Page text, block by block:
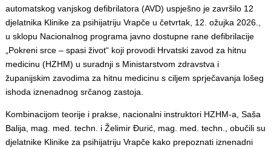
automatskog vanjskog defibrilatora (AVD) uspješno je završilo 12
djelatnika Klinike za psihijatriju Vrapče u četvrtak, 12. ožujka 2026.,
u sklopu Nacionalnog programa javno dostupne rane defibrilacije
„Pokreni srce – spasi život“ koji provodi Hrvatski zavod za hitnu
medicinu (HZHM) u suradnji s Ministarstvom zdravstva i
županijskim zavodima za hitnu medicinu s ciljem sprječavanja lošeg
ishoda iznenadnog srčanog zastoja.
Kombinacijom teorije i prakse, nacionalni instruktori HZHM-a, Saša
Balija, mag. med. techn. i Želimir Đurić, mag. med. techn., obučili su
djelatnike Klinike za psihijatriju Vrapče kako prepoznati iznenadni